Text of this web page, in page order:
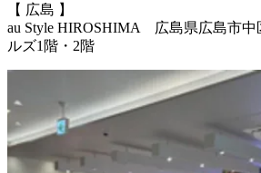
【 広島 】
au Style HIROSHIMA　広島県広島市中